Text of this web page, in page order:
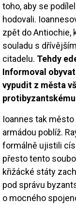
toho, aby se
hodovali.
zpět do Antiochie,
souladu s
citadelu. Tehdy
Informoval
vypudit z města
Ioannes tak
armádou poblíž.
formálně ujistili
přesto tento
křižácké státy
pod správu
o mocného